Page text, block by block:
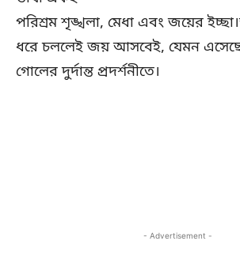
পরিশ্রম শৃঙ্খলা, মেধা এবং জয়ের
ধরে চললেই জয় আসবেই, যেমন
গোলের দুর্দান্ত প্রদর্শনীতে।
- Advertisement -